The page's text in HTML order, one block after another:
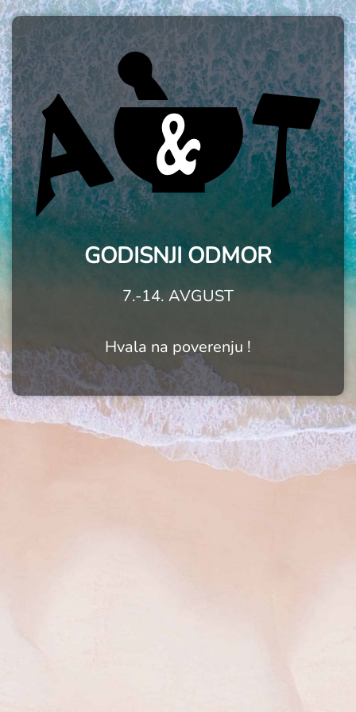
GODISNJI ODMOR
7.-14. AVGUST
Hvala na poverenju !